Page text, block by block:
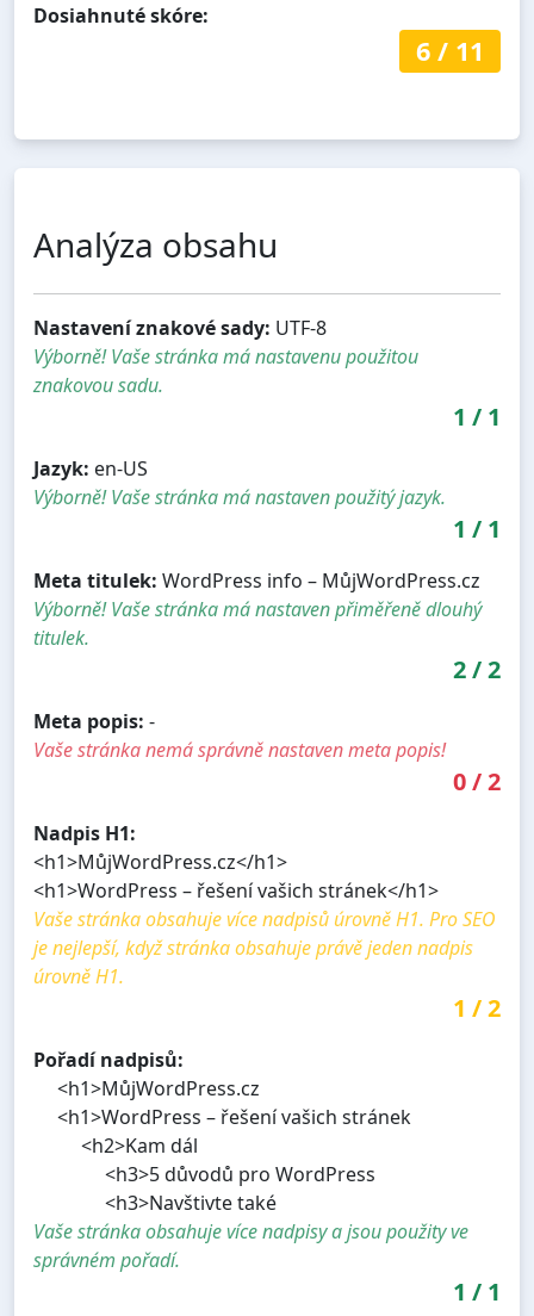
Dosiahnuté skóre:
6/ 11
Analýza obsahu
Nastavení znakové sady: UTF-8
Výborně! Vaše stránka má nastavenu použitou
znakovou sadu.
1 / 1
Jazyk: en-US
Výborně! Vaše stránka má nastaven použitý jazyk.
1 / 1
Meta titulek: WordPress info – MůjWordPress.cz
Výborně! Vaše stránka má nastaven přiměřeně dlouhý
titulek.
2/2
Meta popis: -
Vaše stránka nemá správně nastaven meta popis!
0/2
Nadpis H1:
<h1>MůjWordPress.cz</h1>
<h1>WordPress – řešení vašich stránek</h1>
Vaše stránka obsahuje více nadpisů úrovně H1. Pro SEO
je nejlepší, když stránka obsahuje právě jeden nadpis
úrovně H1.
1 /2
Pořadí nadpisů:
<h1>MůjWordPress.cz
<h1>WordPress – řešení vašich stránek
<h2>Kam dál
<h3>5 důvodů pro WordPress
<h3>Navštivte také
Vaše stránka obsahuje více nadpisy a jsou použity ve
správném pořadí.
1 / 1